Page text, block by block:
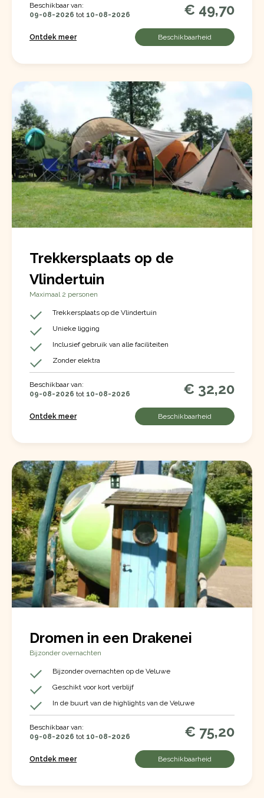
Beschikbaar van:
09-08-2026 tot 10-08-2026 € 49,70
Ontdek meer Beschikbaarheid
Trekkersplaats op de
Vlindertuin
Maximaal 2 personen
Trekkersplaats op de Vlindertuin
Unieke ligging
Inclusief gebruik van alle faciliteiten
Zonder elektra
Beschikbaar van:
09-08-2026 tot 10-08-2026 € 32,20
Ontdek meer Beschikbaarheid
Dromen in een Drakenei
Bijzonder overnachten
Bijzonder overnachten op de Veluwe
Geschikt voor kort verblijf
In de buurt van de highlights van de Veluwe
Beschikbaar van:
09-08-2026 tot 10-08-2026 € 75,20
Ontdek meer Beschikbaarheid